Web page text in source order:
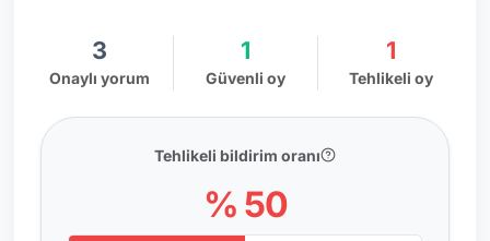
3
Onaylı yorum
1
Güvenli oy
1
Tehlikeli oy
Tehlikeli bildirim oranı
% 50